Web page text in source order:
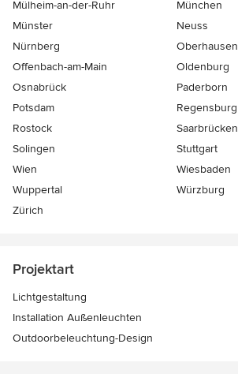
Mülheim-an-der-Ruhr
München
Münster
Neuss
Nürnberg
Oberhausen
Offenbach-am-Main
Oldenburg
Osnabrück
Paderborn
Potsdam
Regensburg
Rostock
Saarbrücken
Solingen
Stuttgart
Wien
Wiesbaden
Wuppertal
Würzburg
Zürich
Projektart
Lichtgestaltung
Installation Außenleuchten
Outdoorbeleuchtung-Design